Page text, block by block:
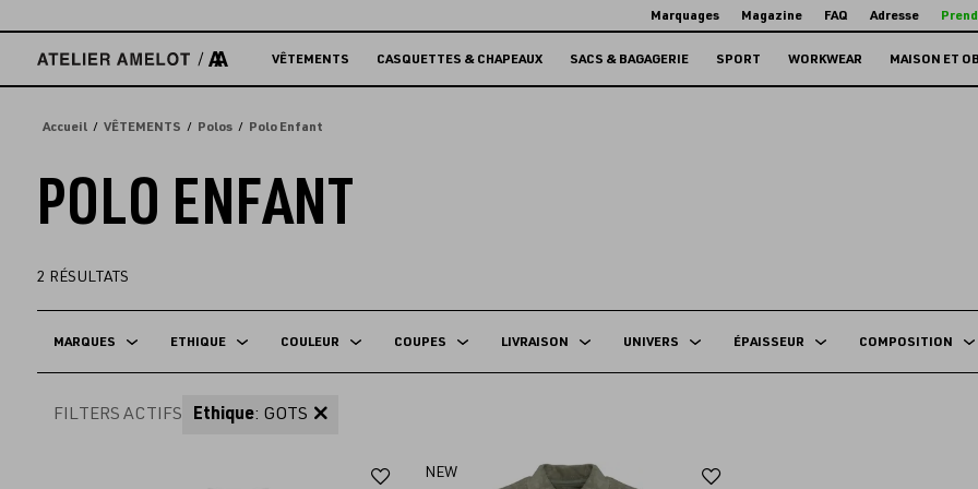
directement
contenu
Marquages Magazine FAQ Adresse
VÊTEMENTS CASQUETTES & CHAPEAUX SACS & BAGAGERIE SPORT WORKWEAR MAISON ET
Accueil VÊTEMENTS Polos Polo Enfant
POLO ENFANT
2 RÉSULTATS
MARQUES ETHIQUE COULEUR COUPES LIVRAISON UNIVERS ÉPAISSEUR COMPOSITION
FILTERS ACTIFS Ethique: GOTS
Ajouter
NEW